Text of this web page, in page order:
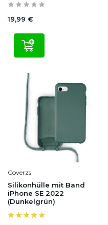
19,99 €
Coverzs
Silikonhülle mit Band
iPhone SE 2022
(Dunkelgrün)